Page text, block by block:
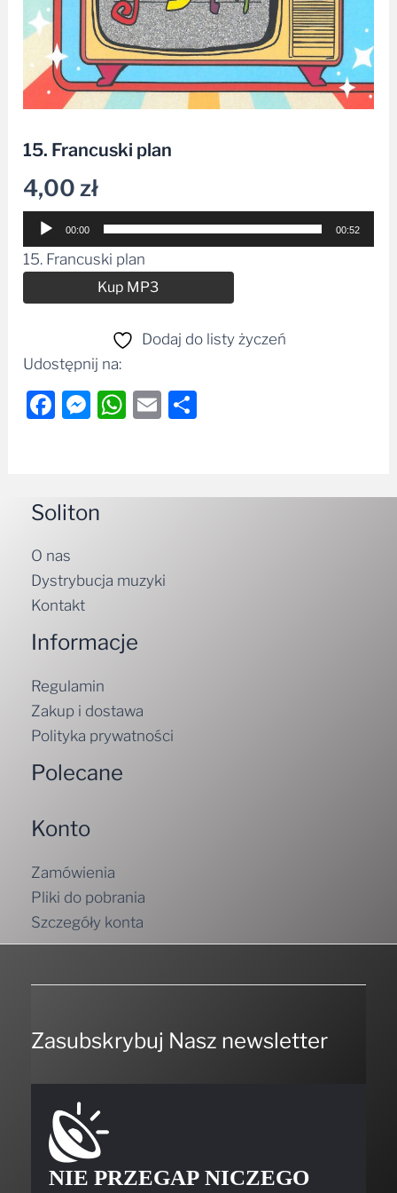
15. Francuski plan
4,00zł
Odtwarzacz
plików
dźwiękowych
00:00 00:52
15. Francuski plan
Kup MP3
Dodaj do listy życzeń
Udostępnij na:
Facebook
Messenger
WhatsApp
Email
Soliton
O nas
Dystrybucja muzyki
Kontakt
Informacje
Regulamin
Zakup i dostawa
Polityka prywatności
Polecane
Konto
Zamówienia
Pliki do pobrania
Szczegóły konta
Zasubskrybuj Nasz newsletter
NIE PRZEGAP NICZEGO